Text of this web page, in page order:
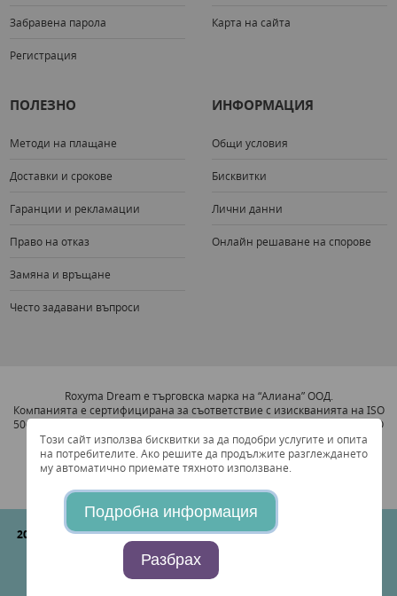
Забравена парола
Регистрация
Карта на сайта
ПОЛЕЗНО
Методи на плащане
Доставки и срокове
Гаранции и рекламации
Право на отказ
Замяна и връщане
Често задавани въпроси
ИНФОРМАЦИЯ
Общи условия
Бисквитки
Лични данни
Онлайн решаване на спорове
Roxyma Dream е търговска марка на “Алиана” ООД.
Компанията е сертифицирана за съответствие с изискванията на ISO
5001:2011 Система за Увеличаване на Енергийната Ефективност и ISO
9001:2008 Система за Управление на Качеството.
2026 © "Алиана" ООДВсички права запазени. Съгласно Българския
закон за търговия, всички посочени цени в сайта са крайни, с
включено ДДС (BG126723632).
Create and design byStudio AvangardStil
Този сайт използва бисквитки за да подобри услугите и опита
на потребителите. Ако решите да продължите разглеждането
му автоматично приемате тяхното използване.
Подробна информация
Разбрах